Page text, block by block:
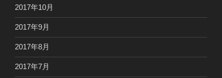
2017年10月
2017年9月
2017年8月
2017年7月